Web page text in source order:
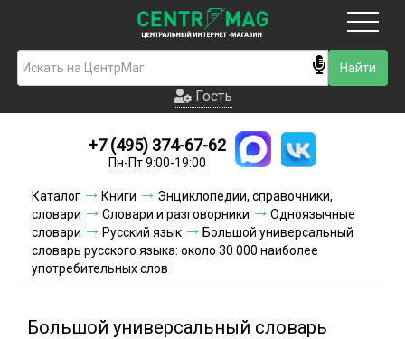
Гость
Новинки
Условия доставки
Условия оплаты
Гость
+7 (495) 374-67-62
Пн-Пт 9:00-19:00
Каталог Книги
Энциклопедии, справочники,
словари
Словари и разговорники
Одноязычные
словари
Русский язык
Большой универсальный
словарь русского языка: около 30 000 наиболее
употребительных слов
Большой универсальный словарь